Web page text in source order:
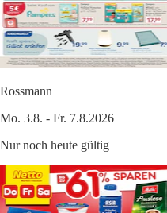
Rossmann
Mo. 3.8. - Fr. 7.8.2026
Nur noch heute gültig